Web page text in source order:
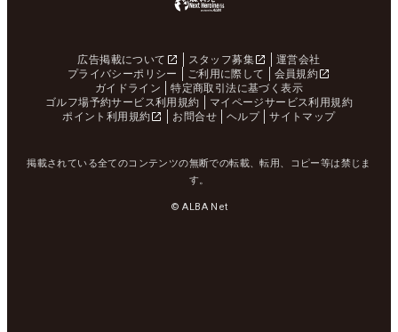
広告掲載について スタッフ募集
運営会社
プライバシーポリシー
ご利用に際して
会員規約
ガイドライン
特定商取引法に基づく表示
ゴルフ場予約サービス利用規約
マイページサービス利用規約
ポイント利用規約
お問合せ ヘルプ サイトマップ
掲載されている全てのコンテンツの無断での転載、転用、コピー等は禁じま
す。
© ALBA Net